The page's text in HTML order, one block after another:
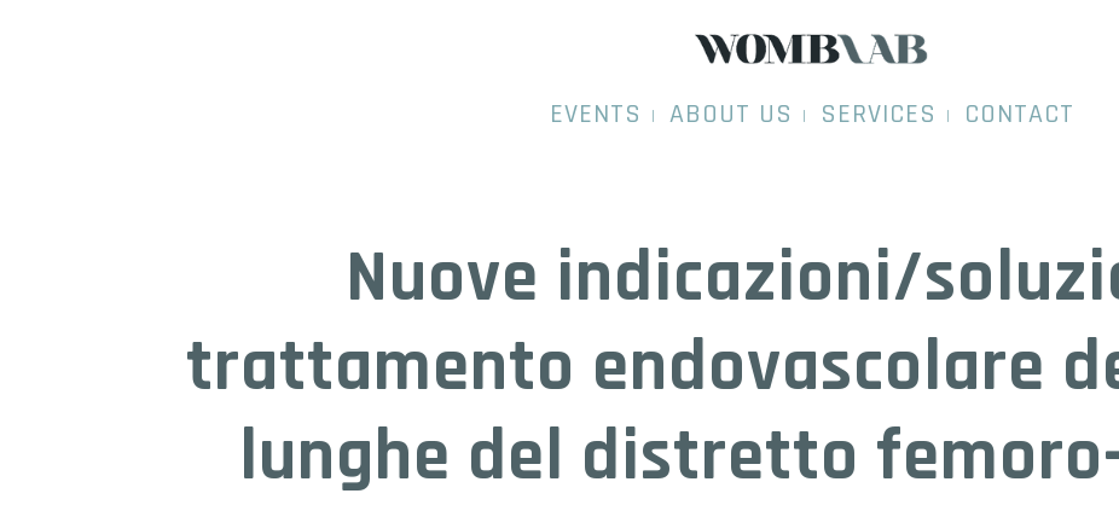
EVENTS ABOUT US SERVICES CONTACT
Nuove indicazioni/
trattamento endovascolare
lunghe del distretto